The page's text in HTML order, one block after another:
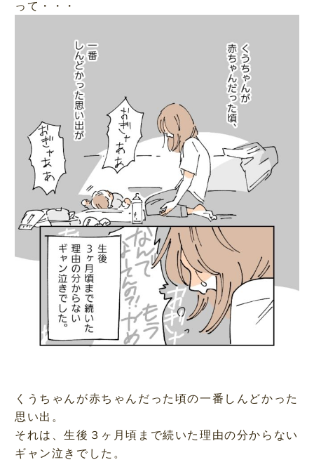
って・・・
くうちゃんが赤ちゃんだった頃の一番しんどかった
思い出。
それは、生後３ヶ月頃まで続いた理由の分からない
ギャン泣きでした。